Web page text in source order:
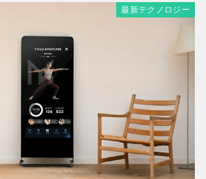
最新テクノロジー